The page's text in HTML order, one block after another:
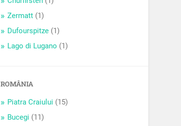
Zermatt (1)
Dufourspitze (1)
Lago di Lugano (1)
ROMÂNIA
Piatra Craiului (15)
Bucegi (11)